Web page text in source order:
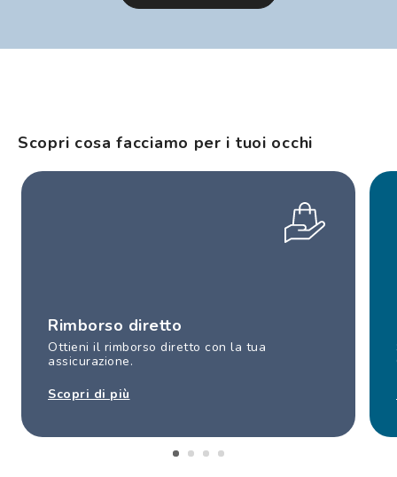
Scopri cosa facciamo per i tuoi occhi
Rimborso diretto
Ottieni il rimborso diretto con la tua
assicurazione.
Scopri di più